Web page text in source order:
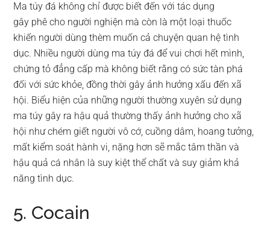
Ma túy đá không chỉ được biết đến với tác dụng
gây phê cho người nghiện mà còn là một loại thuốc
khiến người dùng thèm muốn cả chuyện quan hệ tình
dục. Nhiều người dùng ma túy đá để vui chơi hết mình,
chứng tỏ đẳng cấp mà không biết rằng có sức tàn phá
đối với sức khỏe, đồng thời gây ảnh hưởng xấu đến xã
hội. Biểu hiện của những người thường xuyên sử dụng
ma túy gây ra hậu quả thường thấy ảnh hưởng cho xã
hội như chém giết người vô cớ, cuồng dâm, hoang tưởng,
mất kiểm soát hành vi, nặng hơn sẽ mắc tâm thần và
hậu quả cá nhân là suy kiệt thể chất và suy giảm khả
năng tình dục.
5. Cocain